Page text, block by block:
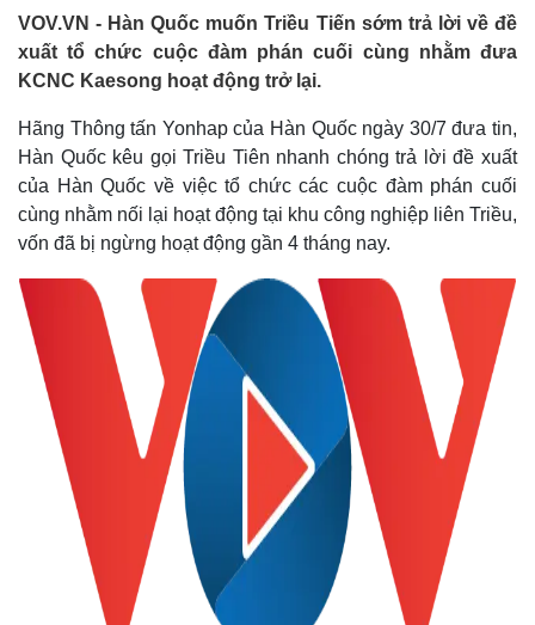
Việc làm
Biển đảo
VOV.VN - Hàn Quốc muốn Triều Tiến sớm trả lời về đề
xuất tổ chức cuộc đàm phán cuối cùng nhằm đưa
KCNC Kaesong hoạt động trở lại.
Hãng Thông tấn Yonhap của Hàn Quốc ngày 30/7 đưa tin,
Hàn Quốc kêu gọi Triều Tiên nhanh chóng trả lời đề xuất
của Hàn Quốc về việc tổ chức các cuộc đàm phán cuối
cùng nhằm nối lại hoạt động tại khu công nghiệp liên Triều,
vốn đã bị ngừng hoạt động gần 4 tháng nay.